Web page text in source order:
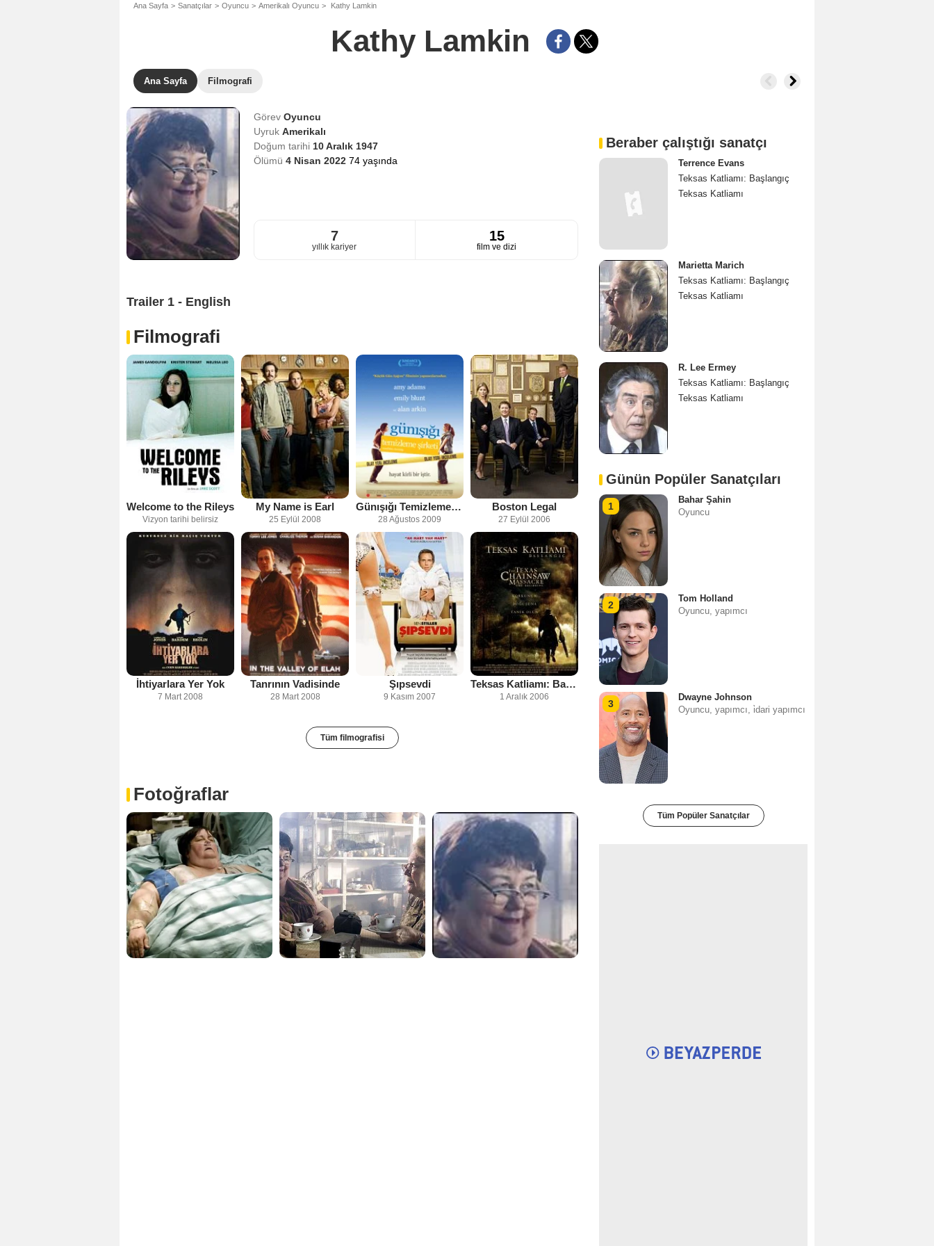
Ana Sayfa Sanatçılar Oyuncu Amerikalı Oyuncu Kathy Lamkin
Kathy Lamkin
Ana Sayfa Filmografi
Görev Oyuncu
Uyruk Amerikalı
Doğum tarihi 10 Aralık 1947
Ölümü 4 Nisan 2022 74 yaşında
7
yıllık kariyer
15
film ve dizi
Trailer 1 - English
Filmografi
Welcome to the Rileys
Vizyon tarihi belirsiz
My Name is Earl
25 Eylül 2008
Günışığı Temizleme Şirketi
28 Ağustos 2009
Boston Legal
27 Eylül 2006
İhtiyarlara Yer Yok
7 Mart 2008
Tanrının Vadisinde
28 Mart 2008
Şıpsevdi
9 Kasım 2007
Teksas Katliamı: Başlangıç
1 Aralık 2006
Tüm filmografisi
Fotoğraflar
Beraber çalıştığı sanatçı
Terrence Evans
Teksas Katliamı: Başlangıç
Teksas Katliamı
Marietta Marich
Teksas Katliamı: Başlangıç
Teksas Katliamı
R. Lee Ermey
Teksas Katliamı: Başlangıç
Teksas Katliamı
Günün Popüler Sanatçıları
1
Bahar Şahin
Oyuncu
2
Tom Holland
Oyuncu, yapımcı
3
Dwayne Johnson
Oyuncu, yapımcı, i̇dari yapımcı
Tüm Popüler Sanatçılar